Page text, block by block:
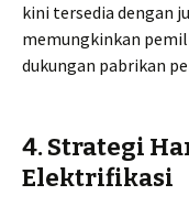
kini tersedia dengan
memungkinkan
dukungan pabrikan
4.Strategi
Elektrifikasi